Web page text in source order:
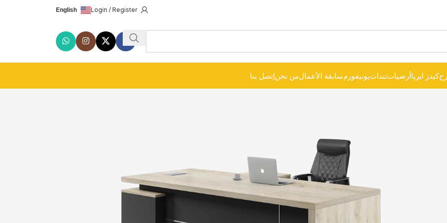
Login / Register
English
كيدز ايرياأرضياتتنداتيونيفورمسابقة الأعمالمن نحنإتصل بنا